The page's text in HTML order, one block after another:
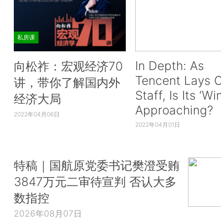
私房课
向松祚：宏观经济70
讲，带你了解国内外
经济大局
2022年04月06日
In Depth: As
Tencent Lays
Staff, Is Its
Approaching?
2022年04月01日
特稿｜国航原党委书记樊澄受贿
3847万元二审待宣判 否认大多
数指控
2026年08月07日